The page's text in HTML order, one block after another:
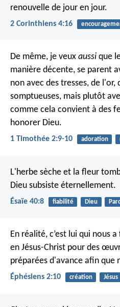
renouvelle de jour en jour.
2 Corinthiens 4:16
De même, je veux aussi que
manière décente, se parent
non avec des tresses, de
somptueuses, mais plutôt
comme cela convient à des
honorer Dieu.
1 Timothée 2:9-10 adoration
L'herbe sèche et la fleur
Dieu subsiste éternellement.
Ésaïe 40:8 fiabilité Dieu
En réalité, c’est lui qui nous
en Jésus-Christ pour des
préparées d'avance afin que
Éphésiens 2:10 création Jésus